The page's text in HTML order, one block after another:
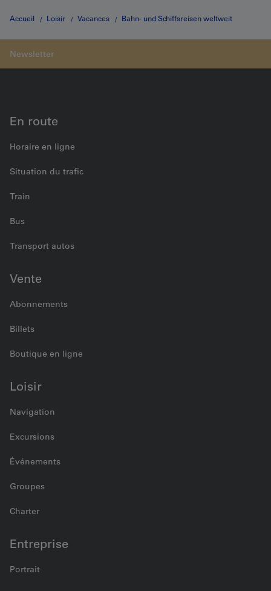
Accueil Loisir Vacances Bahn- und Schiffsreisen weltweit
En route
Horaire en ligne
Situation du trafic
Train
Bus
Transport autos
Vente
Abonnements
Billets
Boutique en ligne
Loisir
Navigation
Excursions
Événements
Groupes
Charter
Entreprise
Portrait